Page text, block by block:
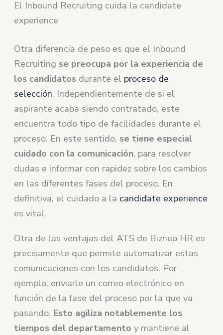
El Inbound Recruiting cuida la candidate
experience
Otra diferencia de peso es que el Inbound
Recruiting se preocupa por la experiencia de
los candidatos durante el proceso de
selección. Independientemente de si el
aspirante acaba siendo contratado, este
encuentra todo tipo de facilidades durante el
proceso. En este sentido, se tiene especial
cuidado con la comunicación, para resolver
dudas e informar con rapidez sobre los cambios
en las diferentes fases del proceso. En
definitiva, el cuidado a la candidate experience
es vital.
Otra de las ventajas del ATS de Bizneo HR es
precisamente que permite automatizar estas
comunicaciones con los candidatos. Por
ejemplo, enviarle un correo electrónico en
función de la fase del proceso por la que va
pasando. Esto agiliza notablemente los
tiempos del departamento y mantiene al